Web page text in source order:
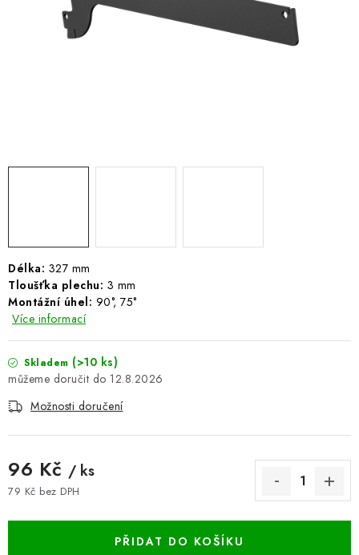
PARKOVACÍ BLOKÁDY
HODNOCENÍ OBCHODU
B2B - VELKOOBCHOD
NAPIŠTE NÁM
BLOG
Obchodní a dodací podmínky
Cookies
Bezpečnostní certifikáty
Délka: 327 mm
Tloušťka plechu: 3 mm
Montážní úhel: 90°, 75°
Více informací
Skladem (>10 ks)
12.8.2026
Možnosti doručení
96 Kč / ks
79 Kč bez DPH
PŘIDAT DO KOŠÍKU